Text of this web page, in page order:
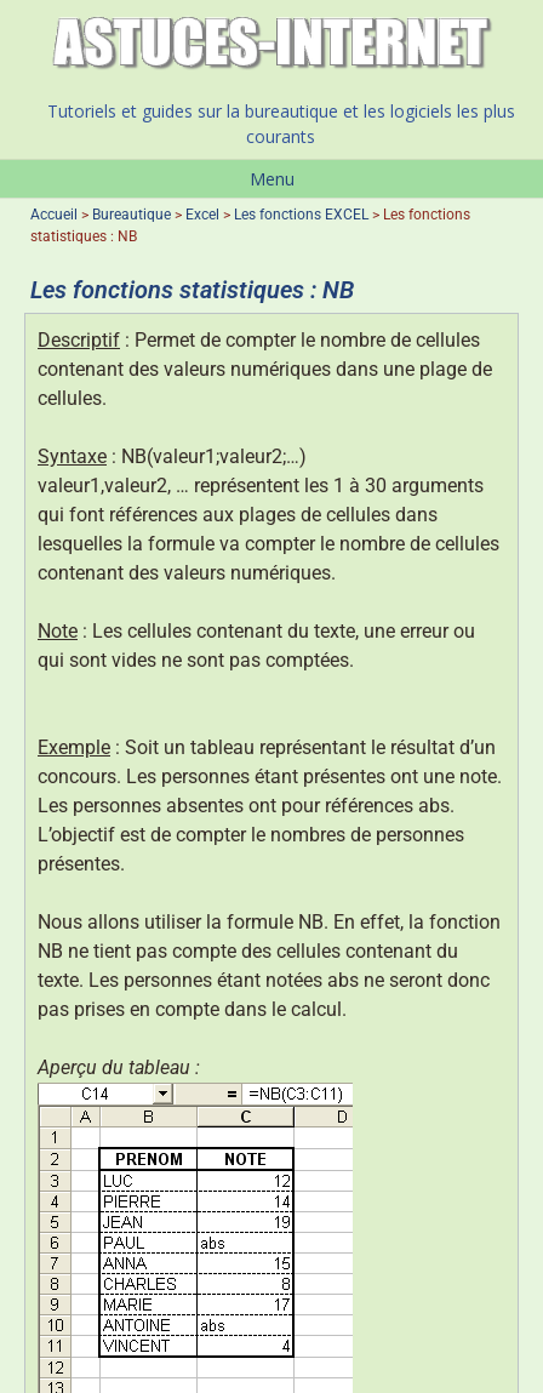
Tutoriels et guides sur la bureautique et les logiciels les plus
courants
Menu
Accueil > Bureautique > Excel > Les fonctions EXCEL> Les fonctions
statistiques : NB
Les fonctions statistiques : NB
Descriptif : Permet de compter le nombre de cellules
contenant des valeurs numériques dans une plage de
cellules.
Syntaxe : NB(valeur1;valeur2;…)
valeur1,valeur2, … représentent les 1 à 30 arguments
qui font références aux plages de cellules dans
lesquelles la formule va compter le nombre de cellules
contenant des valeurs numériques.
Note : Les cellules contenant du texte, une erreur ou
qui sont vides ne sont pas comptées.
Exemple : Soit un tableau représentant le résultat d’un
concours. Les personnes étant présentes ont une note.
Les personnes absentes ont pour références abs.
L’objectif est de compter le nombres de personnes
présentes.
Nous allons utiliser la formule NB. En effet, la fonction
NB ne tient pas compte des cellules contenant du
texte. Les personnes étant notées abs ne seront donc
pas prises en compte dans le calcul.
Aperçu du tableau :